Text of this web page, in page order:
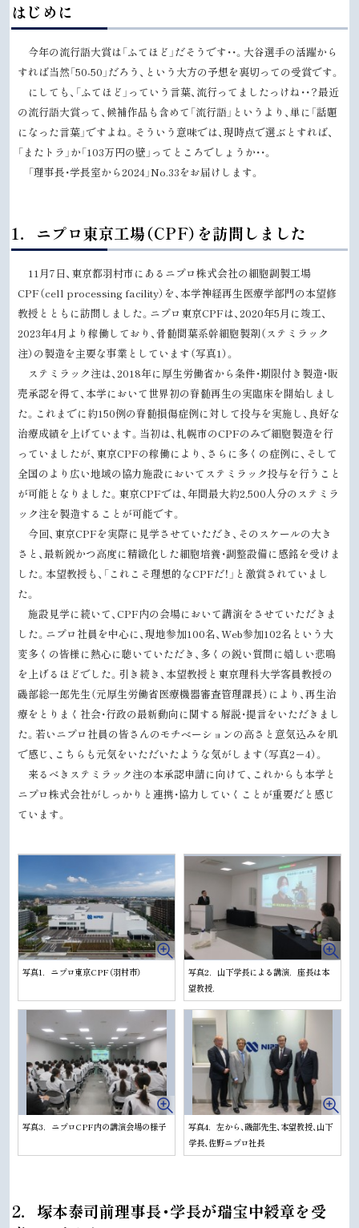
はじめに
今年の流行語大賞は「ふてほど」だそうです・・。大谷選手の活躍から
すれば当然「50-50 」だろう、という大方の予想を裏切っての受賞です。
にしても、「ふてほど」っていう言葉、流行ってましたっけね・・？最近
の流行語大賞って、候補作品も含めて「流行語」というより、単に「話題
になった言葉」ですよね。そういう意味では、現時点で選ぶとすれば、
「またトラ」か「103万円の壁」ってところでしょうか・・。
「理事長・学長室から2024」No.33をお届けします。
ッ
1．ニプロ東京工場（CPF）を訪問しました
11月7日、東京都羽村市にあるニプロ株式会社の細胞調製工場
CPF（cell processing facility）を、本学神経再生医療学部門の本望修
教授とともに訪問しました。ニプロ東京CPFは、2020年5月に竣工、
2023年4月より稼働しており、骨髄間葉系幹細胞製剤（ステミラック
注）の製造を主要な事業としています（写真1）。
ステミラック注は、2018年に厚生労働省から条件・期限付き製造・販
売承認を得て、本学において世界初の脊髄再生の実臨床を開始しまし
た。これまでに約150例の脊髄損傷症例に対して投与を実施し、良好な
治療成績を上げています。当初は、札幌市のCPFのみで細胞製造を行
っていましたが、東京CPFの稼働により、さらに多くの症例に、そして
全国のより広い地域の協力施設においてステミラック投与を行うこと
が可能となりました。東京CPFでは、年間最大約2,500人分のステミラ
ック注を製造することが可能です。
今回、東京CPFを実際に見学させていただき、そのスケールの大き
さと、最新鋭かつ高度に精緻化した細胞培養・調整設備に感銘を受けま
した。本望教授も、「これこそ理想的なCPFだ！」と激賞されていまし
た。
施設見学に続いて、CPF内の会場において講演をさせていただきま
した。ニプロ社員を中心に、現地参加100名、Web参加102名という大
変多くの皆様に熱心に聴いていただき、多くの鋭い質問に嬉しい悲鳴
を上げるほどでした。引き続き、本望教授と東京理科大学客員教授の
磯部総一郎先生（元厚生労働省医療機器審査管理課長）により、再生治
療をとりまく社会・行政の最新動向に関する解説・提言をいただきまし
た。若いニプロ社員の皆さんのモチベーションの高さと意気込みを肌
で感じ、こちらも元気をいただいたような気がします（写真2－4）。
来るべきステミラック注の本承認申請に向けて、これからも本学と
ニプロ株式会社がしっかりと連携・協力していくことが重要だと感じ
ています。
写真1．ニプロ東京CPF（羽村市）
写真2．山下学長による講演．座長は本
望教授．
写真3．ニプロCPF内の講演会場の様子
写真4．左から、磯部先生、本望教授、山下
学長、佐野ニプロ社長
ト
ッ
2．塚本泰司前理事長・学長が瑞宝中綬章を受